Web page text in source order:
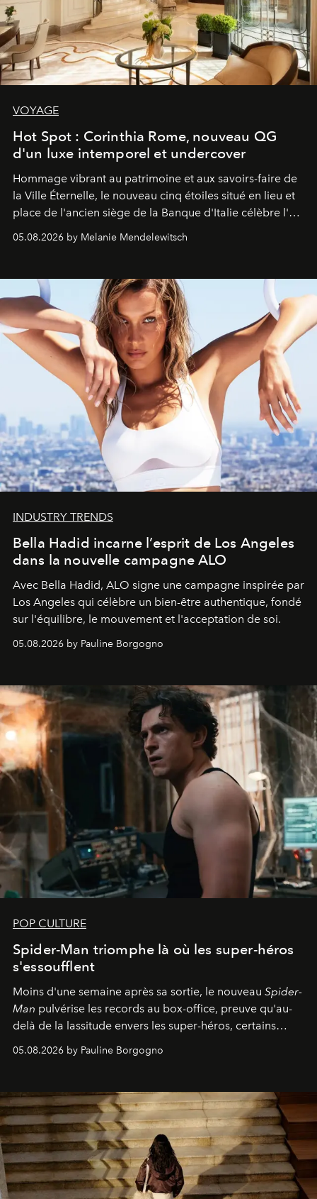
VOYAGE
Hot Spot : Corinthia Rome, nouveau QG
d'un luxe intemporel et undercover
Hommage vibrant au patrimoine et aux savoirs-faire de
la Ville Éternelle, le nouveau cinq étoiles situé en lieu et
place de l'ancien siège de la Banque d'Italie célèbre l'art
de vivre Romain dans toute son élégance intemporelle.
05.08.2026 by Melanie Mendelewitsch
INDUSTRY TRENDS
Bella Hadid incarne l’esprit de Los Angeles
dans la nouvelle campagne ALO
Avec Bella Hadid, ALO signe une campagne inspirée par
Los Angeles qui célèbre un bien-être authentique, fondé
sur l'équilibre, le mouvement et l'acceptation de soi.
05.08.2026 by Pauline Borgogno
POP CULTURE
Spider-Man triomphe là où les super-héros
s'essoufflent
Moins d'une semaine après sa sortie, le nouveau Spider-
Man pulvérise les records au box-office, preuve qu'au-
delà de la lassitude envers les super-héros, certains
personnages continuent de susciter une ferveur intacte.
05.08.2026 by Pauline Borgogno